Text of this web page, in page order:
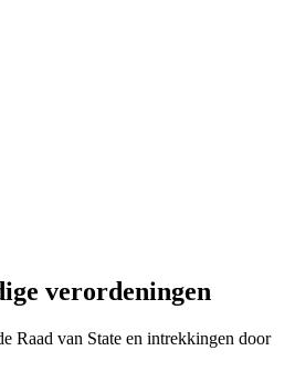
verordeningen
Raad van State en intrekkingen door